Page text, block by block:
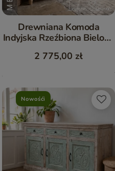
Drewniana Komoda
Indyjska Rzeźbiona Bielona
2 775,00 zł
Nowośći